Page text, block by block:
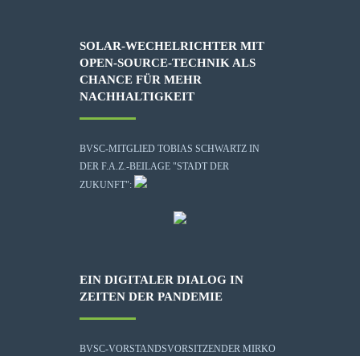
SOLAR-WECHELRICHTER MIT
OPEN-SOURCE-TECHNIK ALS
CHANCE FÜR MEHR
NACHHALTIGKEIT
BVSC-MITGLIED TOBIAS SCHWARTZ IN
DER F.A.Z.-BEILAGE "STADT DER
ZUKUNFT":
EIN DIGITALER DIALOG IN
ZEITEN DER PANDEMIE
BVSC-VORSTANDSVORSITZENDER MIRKO